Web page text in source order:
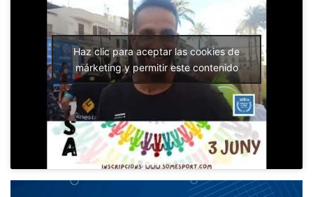
Haz clic para aceptar las cookies de
márketing y permitir este contenido